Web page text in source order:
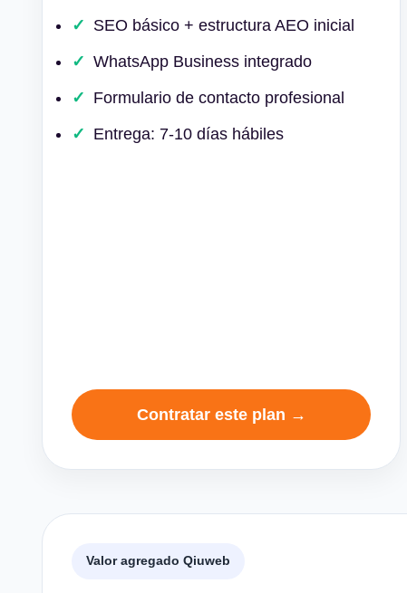
SEO básico + estructura AEO inicial
WhatsApp Business integrado
Formulario de contacto profesional
Entrega: 7-10 días hábiles
Contratar este plan →
Valor agregado Qiuweb